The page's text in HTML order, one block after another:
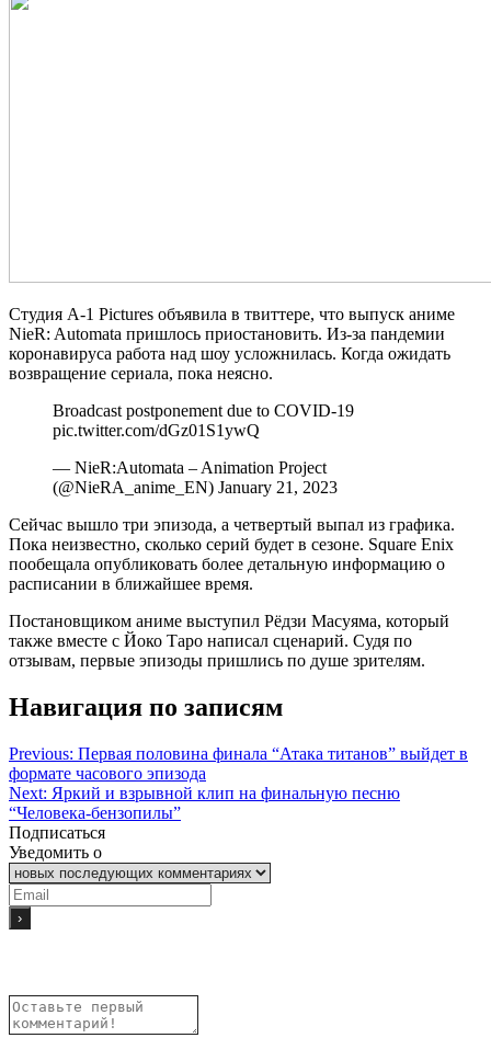
Студия A-1 Pictures объявила в твиттере, что выпуск аниме
NieR: Automata пришлось приостановить. Из-за пандемии
коронавируса работа над шоу усложнилась. Когда ожидать
возвращение сериала, пока неясно.
Broadcast postponement due to COVID-19
pic.twitter.com/dGz01S1ywQ
— NieR:Automata – Animation Project
(@NieRA_anime_EN) January 21, 2023
Сейчас вышло три эпизода, а четвертый выпал из графика.
Пока неизвестно, сколько серий будет в сезоне. Square Enix
пообещала опубликовать более детальную информацию о
расписании в ближайшее время.
Постановщиком аниме выступил Рёдзи Масуяма, который
также вместе с Йоко Таро написал сценарий. Судя по
отзывам, первые эпизоды пришлись по душе зрителям.
Навигация по записям
Previous: Первая половина финала “Атака титанов” выйдет в
формате часового эпизода
Next: Яркий и взрывной клип на финальную песню
“Человека-бензопилы”
Подписаться
Уведомить о